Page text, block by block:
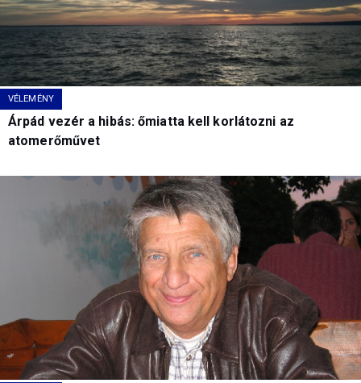
VÉLEMÉNY
Árpád vezér a hibás: őmiatta kell korlátozni az
atomerőművet